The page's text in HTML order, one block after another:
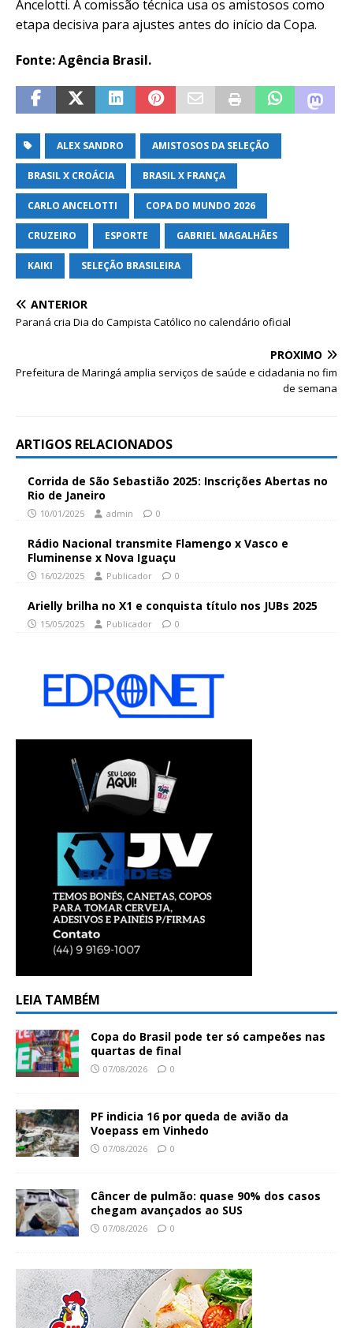
Ancelotti. A comissão técnica usa os amistosos como
etapa decisiva para ajustes antes do início da Copa.
Fonte: Agência Brasil.
ALEX SANDRO AMISTOSOS DA SELEÇÃO
BRASIL X CROÁCIA BRASIL X FRANÇA
CARLO ANCELOTTI COPA DO MUNDO 2026
CRUZEIRO ESPORTE GABRIEL MAGALHÃES
KAIKI SELEÇÃO BRASILEIRA
ANTERIOR
Paraná cria Dia do Campista Católico no calendário oficial
PRÓXIMO
Prefeitura de Maringá amplia serviços de saúde e cidadania no fim
de semana
ARTIGOS RELACIONADOS
Corrida de São Sebastião 2025: Inscrições Abertas no
Rio de Janeiro
10/01/2025 admin 0
Rádio Nacional transmite Flamengo x Vasco e
Fluminense x Nova Iguaçu
16/02/2025 Publicador 0
Arielly brilha no X1 e conquista título nos JUBs 2025
15/05/2025 Publicador 0
LEIA TAMBÉM
Copa do Brasil pode ter só campeões nas
quartas de final
07/08/2026 0
PF indicia 16 por queda de avião da
Voepass em Vinhedo
07/08/2026 0
Câncer de pulmão: quase 90% dos casos
chegam avançados ao SUS
07/08/2026 0